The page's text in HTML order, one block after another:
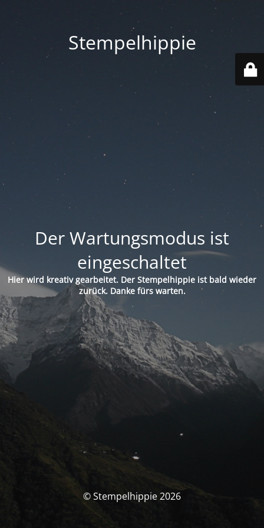
Stempelhippie
Der Wartungsmodus ist
eingeschaltet
Hier wird kreativ gearbeitet. Der Stempelhippie ist bald wieder
zurück. Danke fürs warten.
© Stempelhippie 2026